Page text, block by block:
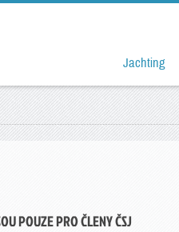
Jachting
POUZE PRO ČLENY ČSJ